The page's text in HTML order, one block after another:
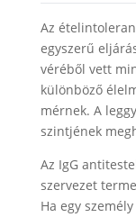
Az
egyszerű
véréből vett
különböző
mérnek. A
szintjének
Az IgG
szervezet
Ha egy